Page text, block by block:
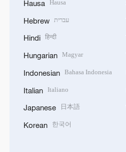
Hausa Hausa
Hebrew עברית
Hindi हिन्दी
Hungarian Magyar
Indonesian Bahasa Indonesia
Italian Italiano
Japanese 日本語
Korean 한국어